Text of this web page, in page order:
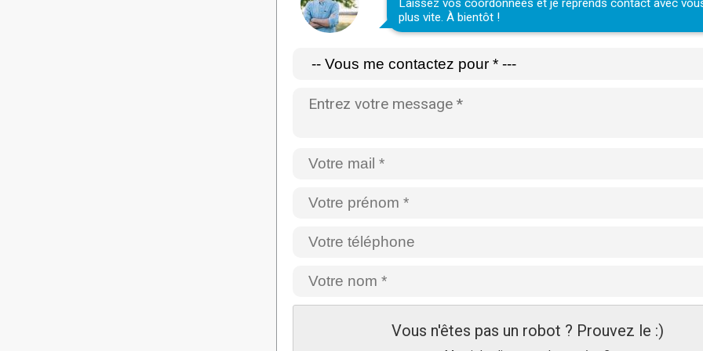
Laissez vos coordonnées et je reprends contact avec
plus vite. À bientôt !
Vous n'êtes pas un robot ? Prouvez le :)